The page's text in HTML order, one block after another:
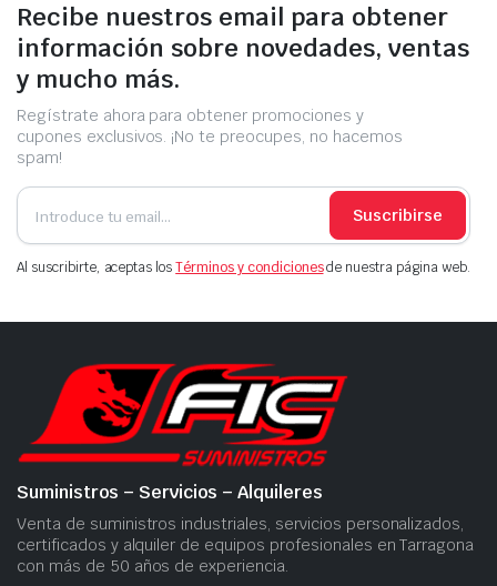
Recibe nuestros email para obtener
información sobre novedades, ventas
y mucho más.
Regístrate ahora para obtener promociones y
cupones exclusivos. ¡No te preocupes, no hacemos
spam!
Suscribirse
Al suscribirte, aceptas losTérminos y condicionesde nuestra página web.
Suministros – Servicios – Alquileres
Venta de suministros industriales, servicios personalizados,
certificados y alquiler de equipos profesionales en Tarragona
con más de 50 años de experiencia.